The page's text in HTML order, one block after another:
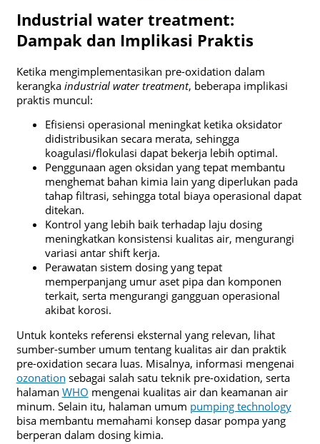
Industrial water treatment:
Dampak dan Implikasi Praktis
Ketika mengimplementasikan pre-oxidation dalam
kerangka industrial water treatment, beberapa implikasi
praktis muncul:
Efisiensi operasional meningkat ketika oksidator
didistribusikan secara merata, sehingga
koagulasi/flokulasi dapat bekerja lebih optimal.
Penggunaan agen oksidan yang tepat membantu
menghemat bahan kimia lain yang diperlukan pada
tahap filtrasi, sehingga total biaya operasional dapat
ditekan.
Kontrol yang lebih baik terhadap laju dosing
meningkatkan konsistensi kualitas air, mengurangi
variasi antar shift kerja.
Perawatan sistem dosing yang tepat
memperpanjang umur aset pipa dan komponen
terkait, serta mengurangi gangguan operasional
akibat korosi.
Untuk konteks referensi eksternal yang relevan, lihat
sumber-sumber umum tentang kualitas air dan praktik
pre-oxidation secara luas. Misalnya, informasi mengenai
ozonation sebagai salah satu teknik pre-oxidation, serta
halaman WHO mengenai kualitas air dan keamanan air
minum. Selain itu, halaman umum pumping technology
bisa membantu memahami konsep dasar pompa yang
berperan dalam dosing kimia.